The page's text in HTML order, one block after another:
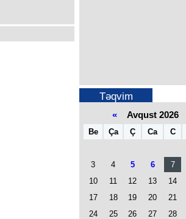
Təqvim
«Avqust 2026
Be Ça Ç Ca C
3
4 5 6 7
10
11 12 13 14
17
18 19 20 21
24
25 26 27 28